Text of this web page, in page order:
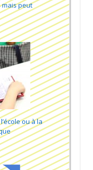
mais peut
ou à la